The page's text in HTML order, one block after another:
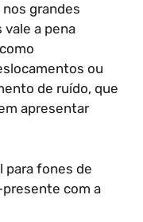
grandes
a pena
ou
de ruído, que
apresentar
para fones de
com a